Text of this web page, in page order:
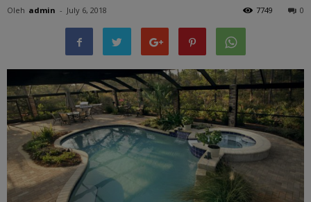
Oleh admin - July 6, 2018 0
7749